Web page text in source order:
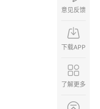
意见反馈
下载APP
了解更多